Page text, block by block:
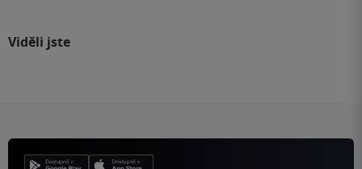
Viděli jste